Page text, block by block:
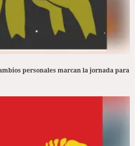
personales marcan la jornada para